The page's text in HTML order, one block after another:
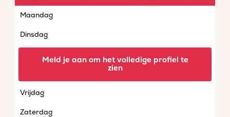
Maandag
Dinsdag
Vrijdag
Zaterdag
Meld je aan om het volledige profiel te
zien